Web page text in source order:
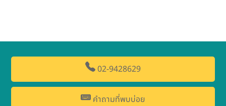
02-9428629
คำถามที่พบบ่อย